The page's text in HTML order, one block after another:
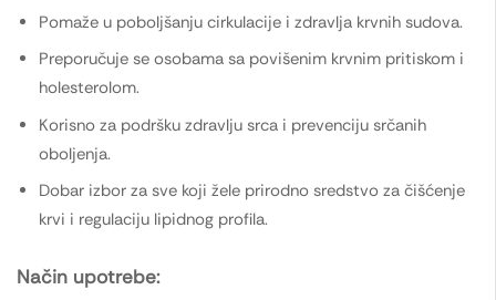
Pomaže u poboljšanju cirkulacije i zdravlja krvnih sudova.
Preporučuje se osobama sa povišenim krvnim pritiskom i
holesterolom.
Korisno za podršku zdravlju srca i prevenciju srčanih
oboljenja.
Dobar izbor za sve koji žele prirodno sredstvo za čišćenje
krvi i regulaciju lipidnog profila.
Način upotrebe: